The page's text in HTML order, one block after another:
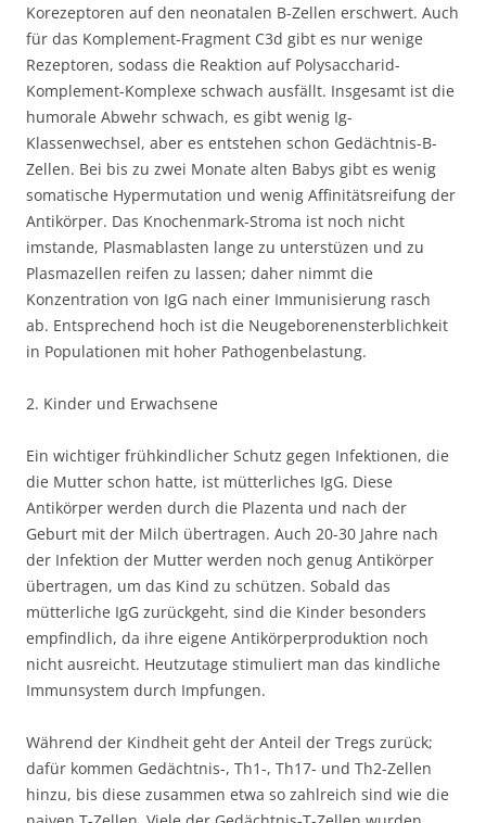
Korezeptoren auf den neonatalen B-Zellen erschwert. Auch
für das Komplement-Fragment C3d gibt es nur wenige
Rezeptoren, sodass die Reaktion auf Polysaccharid-
Komplement-Komplexe schwach ausfällt. Insgesamt ist die
humorale Abwehr schwach, es gibt wenig Ig-
Klassenwechsel, aber es entstehen schon Gedächtnis-B-
Zellen. Bei bis zu zwei Monate alten Babys gibt es wenig
somatische Hypermutation und wenig Affinitätsreifung der
Antikörper. Das Knochenmark-Stroma ist noch nicht
imstande, Plasmablasten lange zu unterstüzen und zu
Plasmazellen reifen zu lassen; daher nimmt die
Konzentration von IgG nach einer Immunisierung rasch
ab. Entsprechend hoch ist die Neugeborenensterblichkeit
in Populationen mit hoher Pathogenbelastung.
2. Kinder und Erwachsene
Ein wichtiger frühkindlicher Schutz gegen Infektionen, die
die Mutter schon hatte, ist mütterliches IgG. Diese
Antikörper werden durch die Plazenta und nach der
Geburt mit der Milch übertragen. Auch 20-30 Jahre nach
der Infektion der Mutter werden noch genug Antikörper
übertragen, um das Kind zu schützen. Sobald das
mütterliche IgG zurückgeht, sind die Kinder besonders
empfindlich, da ihre eigene Antikörperproduktion noch
nicht ausreicht. Heutzutage stimuliert man das kindliche
Immunsystem durch Impfungen.
Während der Kindheit geht der Anteil der Tregs zurück;
dafür kommen Gedächtnis-, Th1-, Th17- und Th2-Zellen
hinzu, bis diese zusammen etwa so zahlreich sind wie die